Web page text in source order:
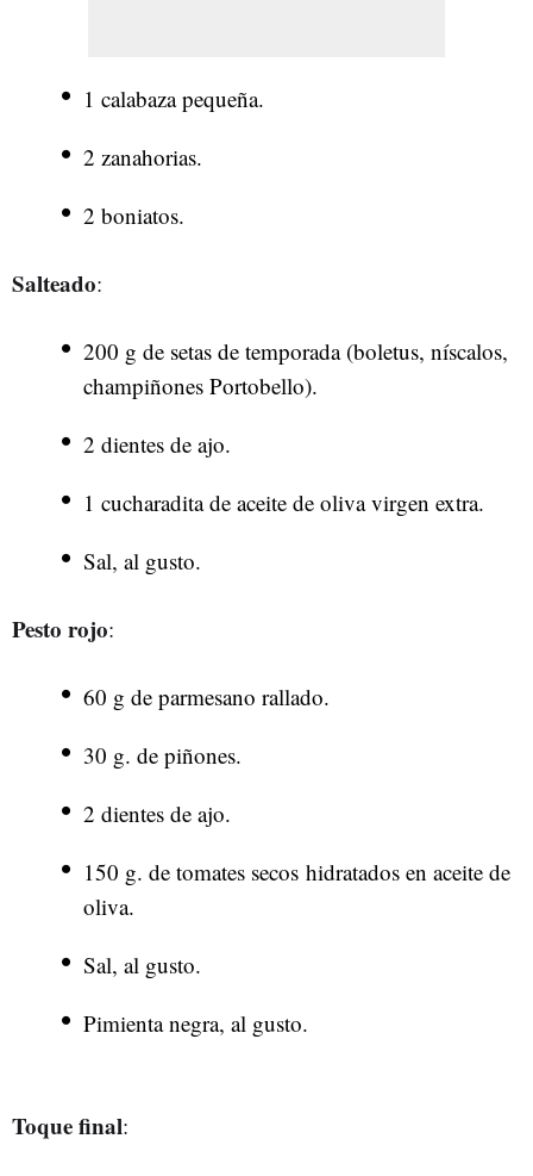
1 calabaza pequeña.
2 zanahorias.
2 boniatos.
Salteado:
200 g de setas de temporada (boletus, níscalos,
champiñones Portobello).
2 dientes de ajo.
1 cucharadita de aceite de oliva virgen extra.
Sal, al gusto.
Pesto rojo:
60 g de parmesano rallado.
30 g. de piñones.
2 dientes de ajo.
150 g. de tomates secos hidratados en aceite de
oliva.
Sal, al gusto.
Pimienta negra, al gusto.
Toque final: